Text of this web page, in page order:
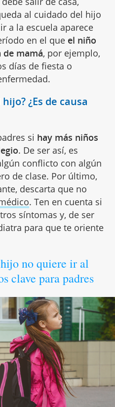
al cuidado del hijo
a la escuela aparece
en el que el niño
de mamá, por ejemplo,
días de fiesta o
¿Es de causa
si hay más niños
. De ser así, es
conflicto con algún
de clase. Por último,
descarta que no
. Ten en cuenta si
síntomas y, de ser
para que te oriente
no quiere ir al
clave para padres